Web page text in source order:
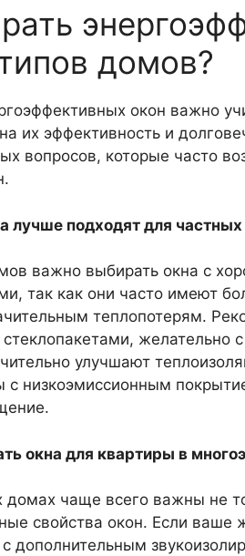
домов?
окон важно
их эффективность и
вопросов, которые часто
лучше подходят для
важно выбирать окна с
так как они часто имеют
теплопотерям.
желательно
улучшают
с низкоэмиссионным
окна для квартиры в
домах чаще всего важны не
свойства окон. Если
с дополнительным